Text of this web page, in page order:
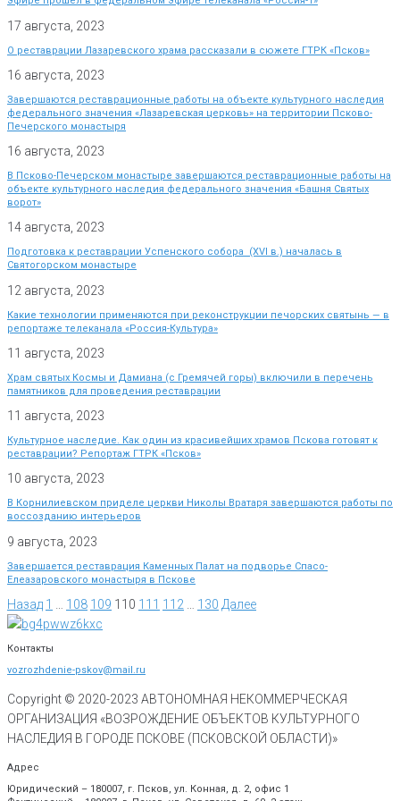
17 августа, 2023
О реставрации Лазаревского храма рассказали в сюжете ГТРК «Псков»
16 августа, 2023
Завершаются реставрационные работы на объекте культурного наследия
федерального значения «Лазаревская церковь» на территории Псково-
Печерского монастыря
16 августа, 2023
В Псково-Печерском монастыре завершаются реставрационные работы на
объекте культурного наследия федерального значения «Башня Святых
ворот»
14 августа, 2023
Подготовка к реставрации Успенского собора (XVI в.) началась в
Святогорском монастыре
12 августа, 2023
Какие технологии применяются при реконструкции печорских святынь — в
репортаже телеканала «Россия-Культура»
11 августа, 2023
Храм святых Космы и Дамиана (с Гремячей горы) включили в перечень
памятников для проведения реставрации
11 августа, 2023
Культурное наследие. Как один из красивейших храмов Пскова готовят к
реставрации? Репортаж ГТРК «Псков»
10 августа, 2023
В Корнилиевском приделе церкви Николы Вратаря завершаются работы по
воссозданию интерьеров
9 августа, 2023
Завершается реставрация Каменных Палат на подворье Спасо-
Елеазаровского монастыря в Пскове
Назад 1 108 109 110 111 112 130 Далее
Контакты
vozrozhdenie-pskov@mail.ru
Copyright © 2020-2023 АВТОНОМНАЯ НЕКОММЕРЧЕСКАЯ
ОРГАНИЗАЦИЯ «ВОЗРОЖДЕНИЕ ОБЪЕКТОВ КУЛЬТУРНОГО
НАСЛЕДИЯ В ГОРОДЕ ПСКОВЕ (ПСКОВСКОЙ ОБЛАСТИ)»
Адрес
Юридический – 180007, г. Псков, ул. Конная, д. 2, офис 1